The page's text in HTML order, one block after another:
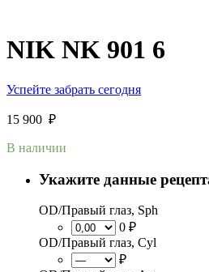
NIK NK 901 6
Успейте забрать сегодня
15 900 ₽
В наличии
Укажите данные
OD/Правый глаз, Sph
0 ₽
OD/Правый глаз, Cyl
₽